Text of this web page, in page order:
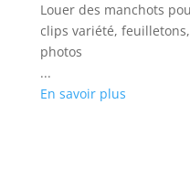
Louer des manchots
clips variété,
photos
...
En savoir plus